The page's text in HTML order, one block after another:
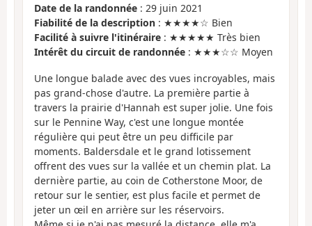
Date de la randonnée : 29 juin 2021
Fiabilité de la description : ★★★★☆ Bien
Facilité à suivre l'itinéraire : ★★★★★ Très bien
Intérêt du circuit de randonnée : ★★★☆☆ Moyen
Une longue balade avec des vues incroyables, mais
pas grand-chose d'autre. La première partie à
travers la prairie d'Hannah est super jolie. Une fois
sur le Pennine Way, c'est une longue montée
régulière qui peut être un peu difficile par
moments. Baldersdale et le grand lotissement
offrent des vues sur la vallée et un chemin plat. La
dernière partie, au coin de Cotherstone Moor, de
retour sur le sentier, est plus facile et permet de
jeter un œil en arrière sur les réservoirs.